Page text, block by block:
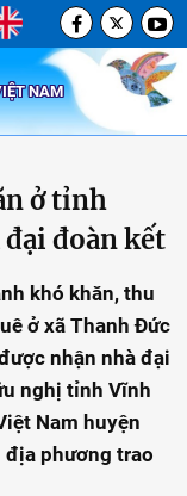
NAM
ở tỉnh
đoàn kết
khó khăn, thu
ở xã Thanh Đức
nhận nhà đại
nghị tỉnh Vĩnh
Nam huyện
địa phương trao